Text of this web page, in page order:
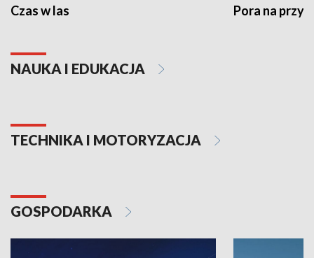
Czas w las Pora na
NAUKA I EDUKACJA
TECHNIKA I MOTORYZACJA
GOSPODARKA